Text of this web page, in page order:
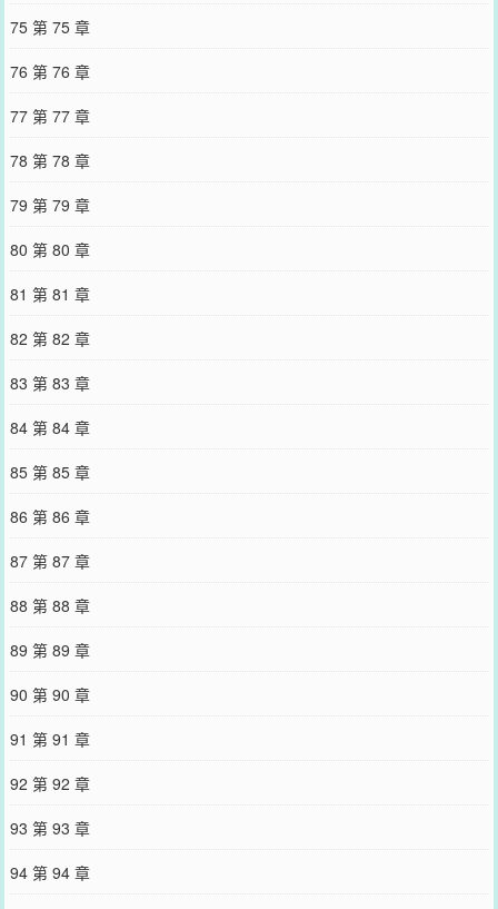
75 第 75 章
76 第 76 章
77 第 77 章
78 第 78 章
79 第 79 章
80 第 80 章
81 第 81 章
82 第 82 章
83 第 83 章
84 第 84 章
85 第 85 章
86 第 86 章
87 第 87 章
88 第 88 章
89 第 89 章
90 第 90 章
91 第 91 章
92 第 92 章
93 第 93 章
94 第 94 章